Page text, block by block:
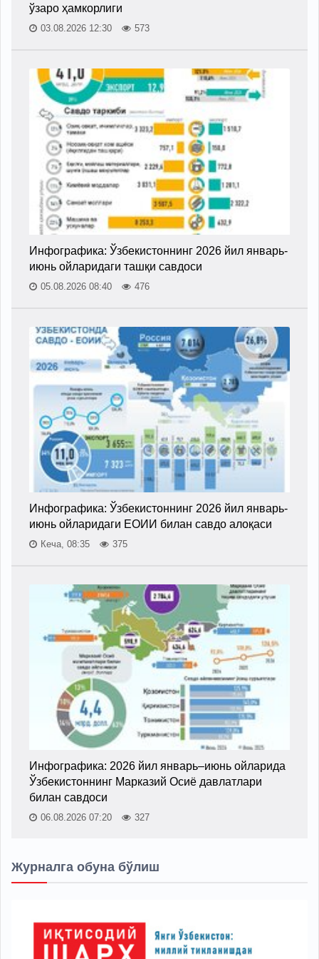
ўзаро ҳамкорлиги
03.08.2026 12:30 573
Инфографика: Ўзбекистоннинг 2026 йил январь-
июнь ойларидаги ташқи савдоси
05.08.2026 08:40 476
Инфографика: Ўзбекистоннинг 2026 йил январь-
июнь ойларидаги ЕОИИ билан савдо алоқаси
Кеча, 08:35 375
Инфографика: 2026 йил январь–июнь ойларида
Ўзбекистоннинг Марказий Осиё давлатлари
билан савдоси
06.08.2026 07:20 327
Журналга обуна бўлиш